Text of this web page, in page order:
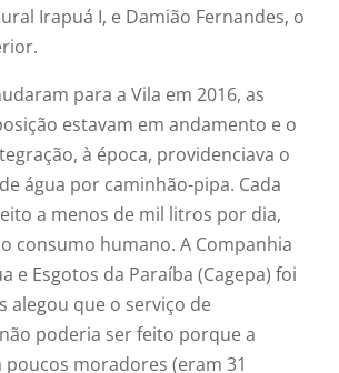
Irapuá I, e Damião Fernandes, o
para a Vila em 2016, as
estavam em andamento e o
à época, providenciava o
água por caminhão-pipa. Cada
a menos de mil litros por dia,
consumo humano. A Companhia
e Esgotos da Paraíba (Cagepa) foi
alegou que o serviço de
poderia ser feito porque a
moradores (eram 31